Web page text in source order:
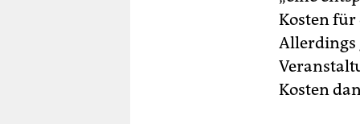
Kosten für
Allerdings
Kosten